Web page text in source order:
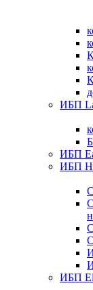
ИБП
ИБП
ИБП
ИБП